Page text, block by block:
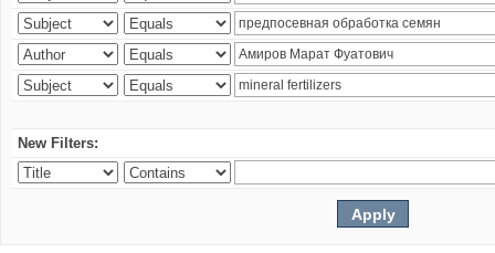
New Filters: